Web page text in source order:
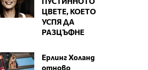
ЦВЕТЕ, КОЕТО
УСПЯ ДА
РАЗЦЪФНЕ
Ерлинг Холанд
отново